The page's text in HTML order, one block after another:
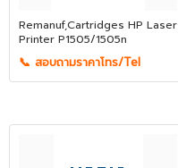
Remanuf,Cartridges HP Laser
Printer P1505/1505n
📞 สอบถามราคาโทร/Tel